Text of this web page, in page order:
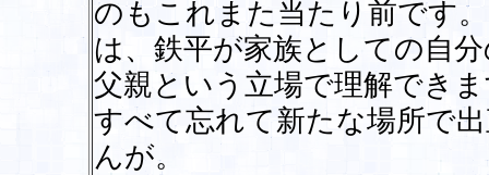
のもこれまた当たり前です
は、鉄平が家族としての自
父親という立場で理解でき
すべて忘れて新たな場所で
んが。